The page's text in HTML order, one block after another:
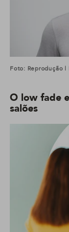
Foto: Reprodução |
O low fade
salões